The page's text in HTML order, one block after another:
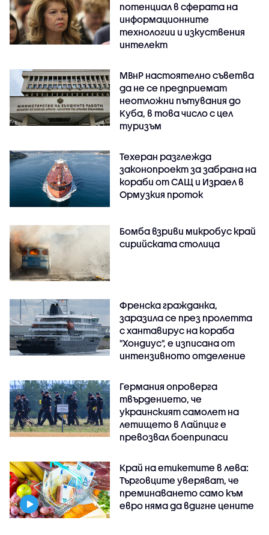
потенциал в сферата на
информационните
технологии и изкуствения
интелект
МВнР настоятелно съветва
да не се предприемат
неотложни пътувания до
Куба, в това число с цел
туризъм
Техеран разглежда
законопроект за забрана на
кораби от САЩ и Израел в
Ормузкия проток
Бомба взриви микробус край
сирийската столица
Френска гражданка,
заразила се през пролетта
с хантавирус на кораба
"Хондиус", е изписана от
интензивното отделение
Германия опроверга
твърдението, че
украинският самолет на
летището в Лайпциг е
превозвал боеприпаси
Край на етикетите в лева:
Търговците уверяват, че
преминаването само към
евро няма да вдигне цените